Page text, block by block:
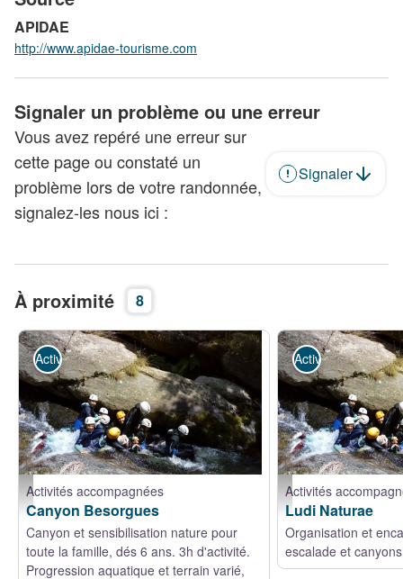
APIDAE
http://www.apidae-tourisme.com
Signaler un problème ou une erreur
Vous avez repéré une erreur sur
cette page ou constaté un
problème lors de votre randonnée,
signalez-les nous ici :
Signaler
À proximité 8
Ludi Naturae - Samuel Cotte
Activités accompagnées
Activités accompagnées
Canyon Besorgues
Canyon et sensibilisation nature pour
toute la famille, dés 6 ans. 3h d'activité.
Progression aquatique et terrain varié,
Ludi Naturae - Samuel
Activités
Activités
Ludi Naturae
Organisation et
escalade et